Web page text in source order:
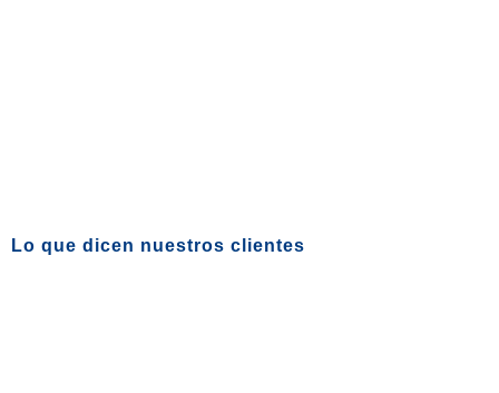
Lo que dicen nuestros clientes